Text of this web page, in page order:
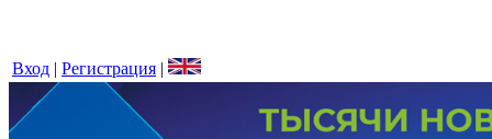
Вход | Регистрация |